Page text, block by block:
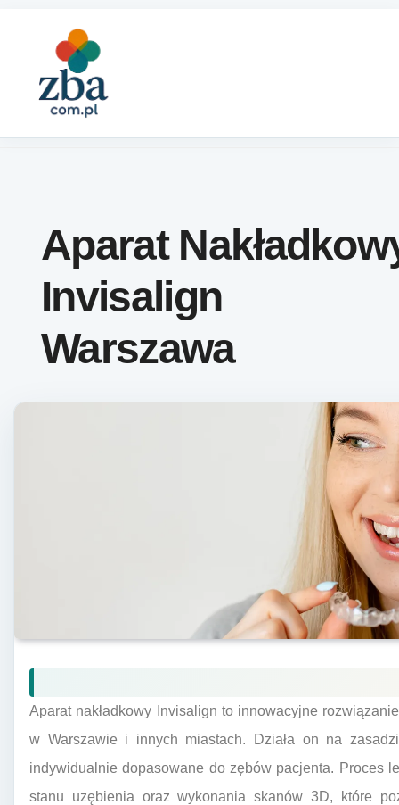
Aparat
Invisalign
Warszawa
Aparat nakładkowy Invisalign to innowacyjne
w Warszawie i innych miastach. Działa on na
indywidualnie dopasowane do zębów pacjenta. Proces
stanu uzębienia oraz wykonania skanów 3D, które